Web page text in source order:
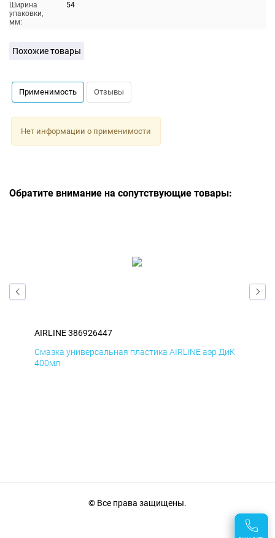
Ширина
упаковки,
мм:
54
Похожие товары
Применимость Отзывы
Нет информации о применимости
Обратите внимание на сопутствующие товары:
AIRLINE 386926447
Смазка универсальная пластика AIRLINE аэр ДиК
400мл
© Все права защищены.